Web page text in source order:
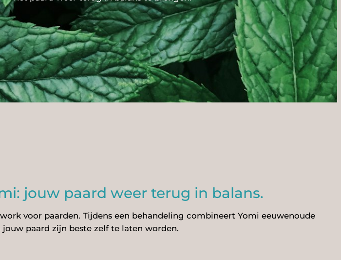
jouw paard weer terug in balans.
voor paarden. Tijdens een behandeling combineert Yomi eeuwenoude
paard zijn beste zelf te laten worden.